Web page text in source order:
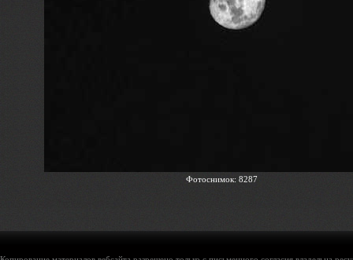
Фотоснимок: 8287